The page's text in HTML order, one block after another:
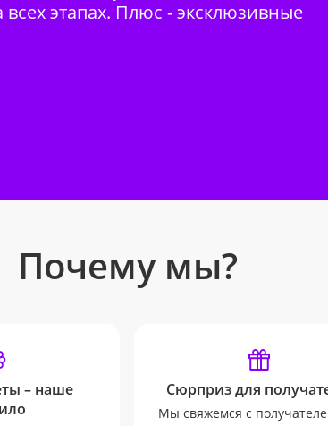
этапах. Плюс - эксклюзивные
Почему мы?
– наше
Сюрприз для
Мы свяжемся с